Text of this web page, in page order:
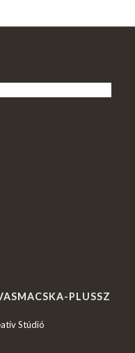
PLUSSZ
Stúdió